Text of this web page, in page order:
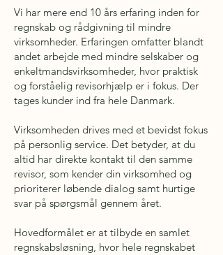
Vi har mere end 10 års erfaring inden for
regnskab og rådgivning til mindre
virksomheder. Erfaringen omfatter blandt
andet arbejde med mindre selskaber og
enkeltmandsvirksomheder, hvor praktisk
og forståelig revisorhjælp er i fokus. Der
tages kunder ind fra hele Danmark.
Virksomheden drives med et bevidst fokus
på personlig service. Det betyder, at du
altid har direkte kontakt til den samme
revisor, som kender din virksomhed og
prioriterer løbende dialog samt hurtige
svar på spørgsmål gennem året.
Hovedformålet er at tilbyde en samlet
regnskabsløsning, hvor hele regnskabet